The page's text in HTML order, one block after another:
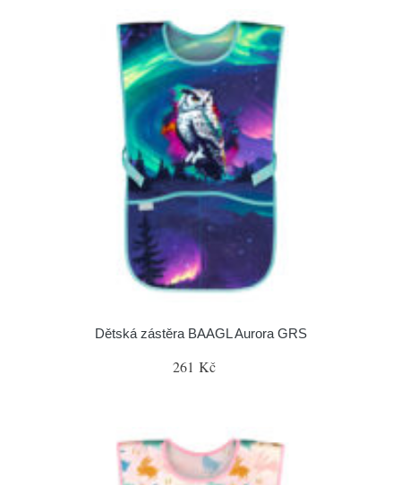
Dětská zástěra BAAGL Aurora GRS
261 Kč